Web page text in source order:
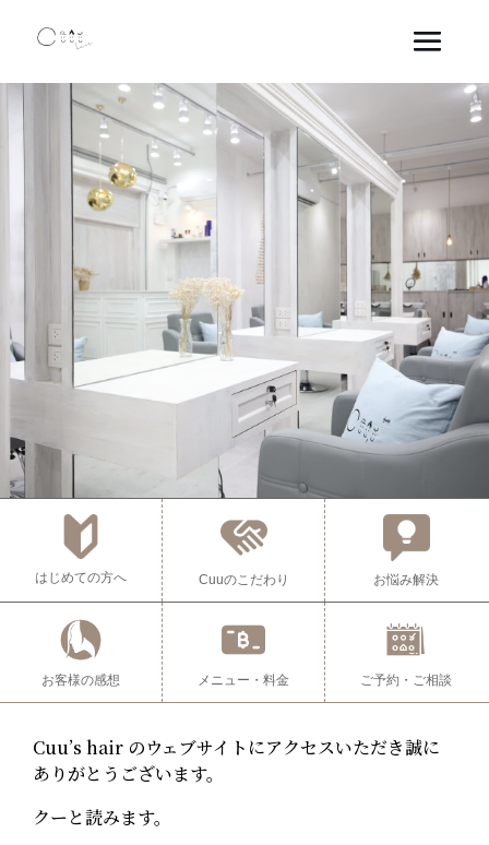
はじめての方へ Cuuのこだわり お悩み解決
お客様の感想 メニュー・料金 ご予約・ご相談
Cuu’s hair のウェブサイトにアクセスいただき誠に
ありがとうございます。
クーと読みます。